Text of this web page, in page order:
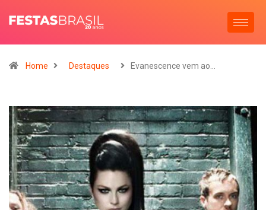
Home Destaques Evanescence vem ao…